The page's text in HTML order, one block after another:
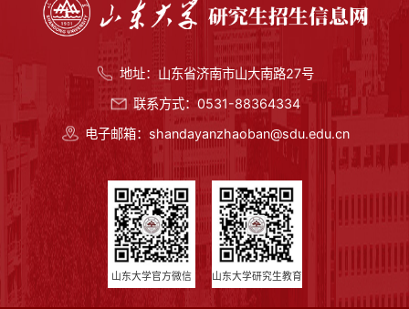
地址：山东省济南市山大南路27号
联系方式：0531-88364334
电子邮箱：shandayanzhaoban@sdu.edu.cn
山东大学官方微信 山东大学研究生教育